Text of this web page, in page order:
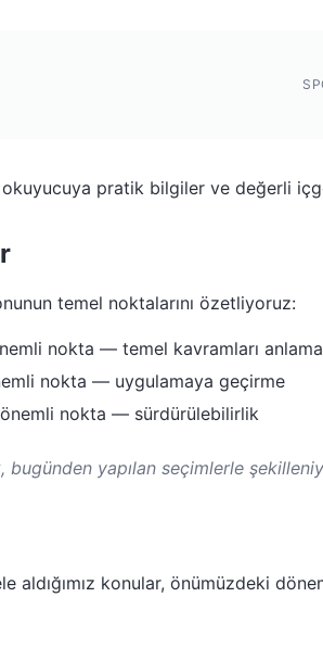
pratik bilgiler ve değerli
temel noktalarını özetliyoruz:
nokta — temel kavramları anlama
nokta — uygulamaya geçirme
nokta — sürdürülebilirlik
bugünden yapılan seçimlerle
aldığımız konular, önümüzdeki